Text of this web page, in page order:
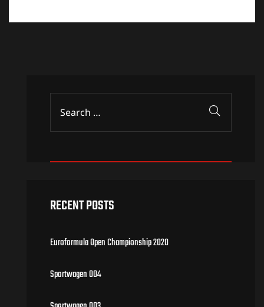
RECENT POSTS
Euroformula Open Championship 2020
Sportwagen 004